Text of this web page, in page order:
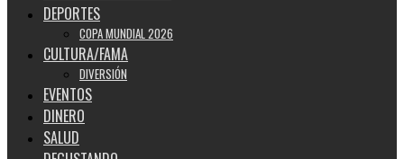
DEPORTES
COPA MUNDIAL 2026
CULTURA/FAMA
DIVERSIÓN
EVENTOS
DINERO
SALUD